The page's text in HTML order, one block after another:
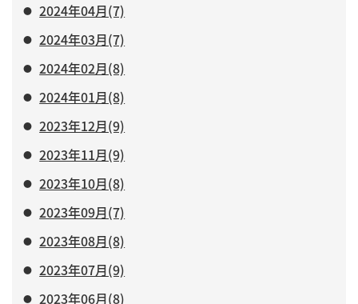
2024年04月(7)
2024年03月(7)
2024年02月(8)
2024年01月(8)
2023年12月(9)
2023年11月(9)
2023年10月(8)
2023年09月(7)
2023年08月(8)
2023年07月(9)
2023年06月(8)